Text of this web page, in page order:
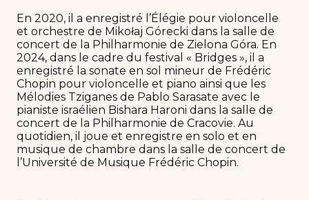
En 2020, il a enregistré l’Élégie pour violoncelle
et orchestre de Mikołaj Górecki dans la salle de
concert de la Philharmonie de Zielona Góra. En
2024, dans le cadre du festival « Bridges », il a
enregistré la sonate en sol mineur de Frédéric
Chopin pour violoncelle et piano ainsi que les
Mélodies Tziganes de Pablo Sarasate avec le
pianiste israélien Bishara Haroni dans la salle de
concert de la Philharmonie de Cracovie. Au
quotidien, il joue et enregistre en solo et en
musique de chambre dans la salle de concert de
l’Université de Musique Frédéric Chopin.